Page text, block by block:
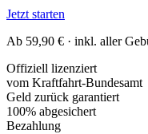
Jetzt starten
Ab 59,90 € · inkl. aller
Offiziell lizenziert
vom Kraftfahrt-Bundesamt
Geld zurück garantiert
100% abgesichert
Bezahlung